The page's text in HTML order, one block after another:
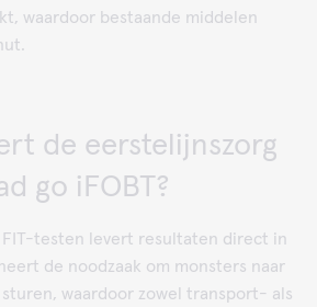
waardoor bestaande middelen
de eerstelijnszorg
go iFOBT?
FIT-testen levert resultaten direct in
de noodzaak om monsters naar
waardoor zowel transport- als